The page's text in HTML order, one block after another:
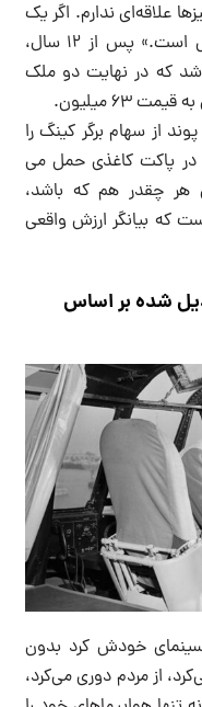
علاقه‌ای ندارم. اگر یک
تخت راحت برای خواب پیدا کنم، کافی است.» پس از ۱۲ سال،
شد که در نهایت دو ملک
ساله، ۸۸۱ میلیون پوند از سهام برگر کینگ را
در پاکت کاغذی حمل می
هر چقدر هم که باشد،
که بیانگر ارزش واقعی
(تعدیل شده بر اساس
خودش کرد بدون
از مردم دوری می‌کرد،